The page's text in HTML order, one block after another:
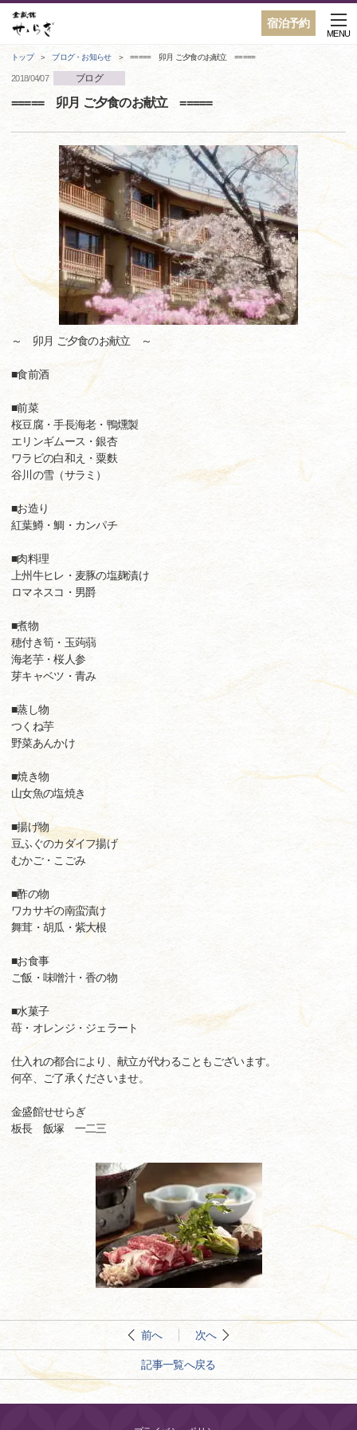
宿泊予約
MENU
トップ ブログ・お知らせ ===== 卯月 ご夕食のお献立 =====
2018/04/07 ブログ
===== 卯月 ご夕食のお献立 =====
～ 卯月 ご夕食のお献立 ～
■食前酒
■前菜
桜豆腐・手長海老・鴨燻製
エリンギムース・銀杏
ワラビの白和え・粟麩
谷川の雪（サラミ）
■お造り
紅葉鱒・鯛・カンパチ
■肉料理
上州牛ヒレ・麦豚の塩麹漬け
ロマネスコ・男爵
■煮物
穂付き筍・玉蒟蒻
海老芋・桜人参
芽キャベツ・青み
■蒸し物
つくね芋
野菜あんかけ
■焼き物
山女魚の塩焼き
■揚げ物
豆ふぐのカダイフ揚げ
むかご・こごみ
■酢の物
ワカサギの南蛮漬け
舞茸・胡瓜・紫大根
■お食事
ご飯・味噌汁・香の物
■水菓子
苺・オレンジ・ジェラート
仕入れの都合により、献立が代わることもございます。
何卒、ご了承くださいませ。
金盛館せせらぎ
板長 飯塚 一二三
前へ 次へ
記事一覧へ戻る